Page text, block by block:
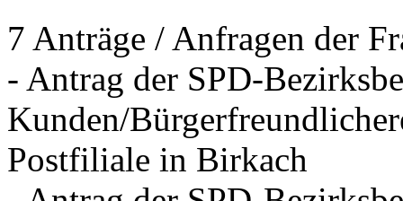
7 Anträge / Anfragen der
- Antrag der SPD-
Kunden/
Postfiliale in Birkach